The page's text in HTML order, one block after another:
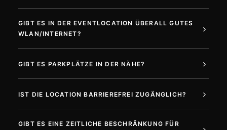
GIBT ES IN DER EVENTLOCATION ÜBERALL GUTES
WLAN/INTERNET?
GIBT ES PARKPLÄTZE IN DER NÄHE?
IST DIE LOCATION BARRIEREFREI ZUGÄNGLICH?
GIBT ES EINE ZEITLICHE BESCHRÄNKUNG FÜR